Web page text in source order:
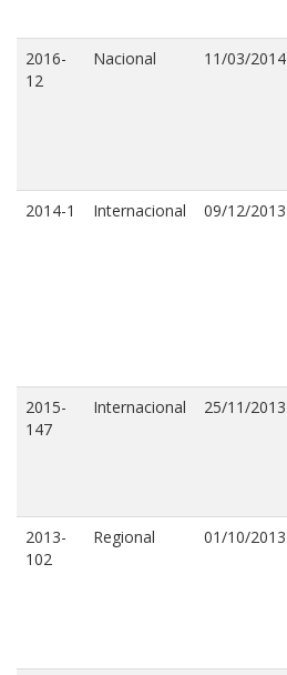
2016-
12
Nacional 11/03/2014
2014-1 Internacional 09/12/2013
2015-
147
Internacional 25/11/2013
2013-
102
Regional 01/10/2013